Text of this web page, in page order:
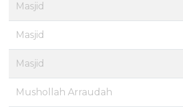
Masjid
Masjid
Masjid
Mushollah Arraudah